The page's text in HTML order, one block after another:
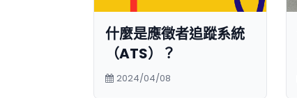
什麼是應徵者追蹤系統
（ATS）？
2024/04/08